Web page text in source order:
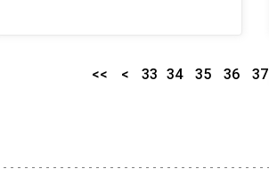
<< < 33 34 35 36 37